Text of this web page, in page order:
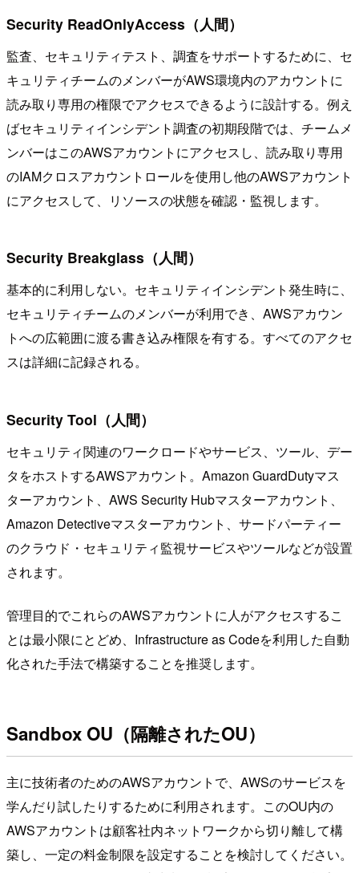
Security ReadOnlyAccess（人間）
監査、セキュリティテスト、調査をサポートするために、セ
キュリティチームのメンバーがAWS環境内のアカウントに
読み取り専用の権限でアクセスできるように設計する。例え
ばセキュリティインシデント調査の初期段階では、チームメ
ンバーはこのAWSアカウントにアクセスし、読み取り専用
のIAMクロスアカウントロールを使用し他のAWSアカウント
にアクセスして、リソースの状態を確認・監視します。
Security Breakglass（人間）
基本的に利用しない。セキュリティインシデント発生時に、
セキュリティチームのメンバーが利用でき、AWSアカウン
トへの広範囲に渡る書き込み権限を有する。すべてのアクセ
スは詳細に記録される。
Security Tool（人間）
セキュリティ関連のワークロードやサービス、ツール、デー
タをホストするAWSアカウント。Amazon GuardDutyマス
ターアカウント、AWS Security Hubマスターアカウント、
Amazon Detectiveマスターアカウント、サードパーティー
のクラウド・セキュリティ監視サービスやツールなどが設置
されます。
管理目的でこれらのAWSアカウントに人がアクセスするこ
とは最小限にとどめ、Infrastructure as Codeを利用した自動
化された手法で構築することを推奨します。
Sandbox OU（隔離されたOU）
主に技術者のためのAWSアカウントで、AWSのサービスを
学んだり試したりするために利用されます。このOU内の
AWSアカウントは顧客社内ネットワークから切り離して構
築し、一定の料金制限を設定することを検討してください。